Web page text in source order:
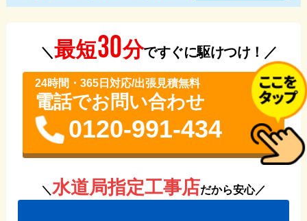
＼最短30分ですぐに駆けつけ！／
24時間・365⽇対応/出張見積無料
電話でお問い合わせ
0120-991-434
＼ 水道局指定工事店だから安心／